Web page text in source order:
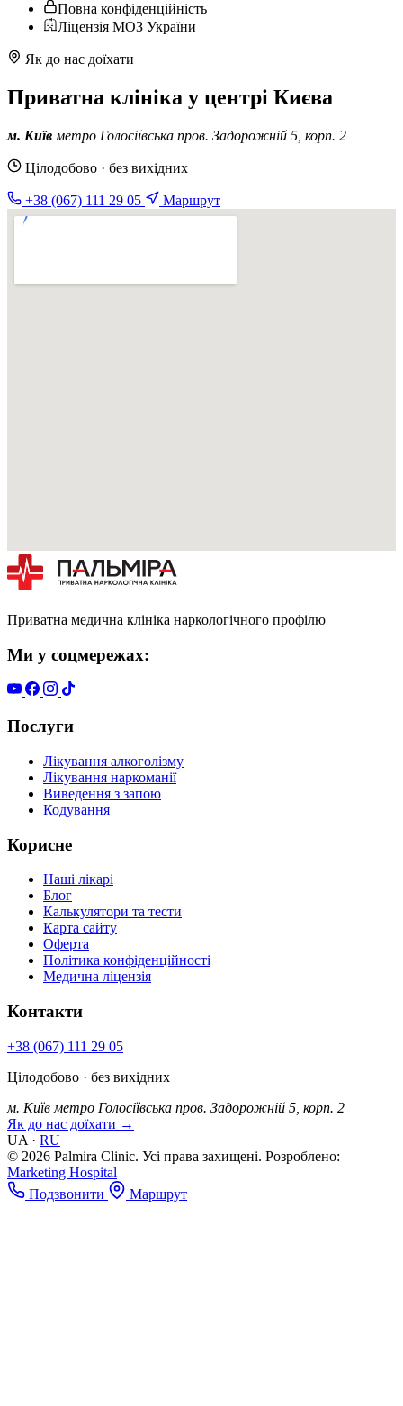
Повна конфіденційність
Ліцензія МОЗ України
Як до нас доїхати
Приватна клініка у центрі Києва
м. Київ метро Голосіївська пров. Задорожній 5, корп. 2
Цілодобово · без вихідних
+38 (067) 111 29 05 Маршрут
Приватна медична клініка наркологічного профілю
Ми у соцмережах:
Послуги
Лікування алкоголізму
Лікування наркоманії
Виведення з запою
Кодування
Корисне
Наші лікарі
Блог
Калькулятори та тести
Карта сайту
Оферта
Політика конфіденційності
Медична ліцензія
Контакти
+38 (067) 111 29 05
Цілодобово · без вихідних
м. Київ метро Голосіївська пров. Задорожній 5, корп. 2
Як до нас доїхати →
UA · RU
© 2026 Palmira Clinic. Усі права захищені. Розроблено:
Marketing Hospital
Подзвонити
Маршрут